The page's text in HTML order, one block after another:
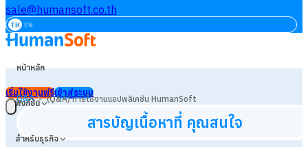
sale@humansoft.co.th
TH EN
หน้าหลัก
ฟังก์ชัน
สำหรับธุรกิจ
เริ่มใช้งานฟรีเข้าสู่ระบบ
Q&A>(Q&A) การใช้งานแอปพลิเคชัน HumanSoft
สารบัญเนื้อหาที่ คุณสนใจ